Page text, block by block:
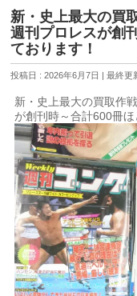
新・史上最大の買
週刊プロレスが創
ております！
投稿日 : 2026年6月7日 最終更
新・史上最大の買取作
が創刊時～合計600冊ほ